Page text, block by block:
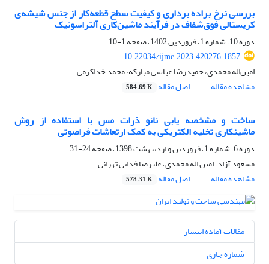
بررسی نرخ براده برداری و کیفیت سطح قطعه‌کار از جنس شیشه‌ی
کریستالی فوق‌شفاف در فرآیند ماشین‌کاری آلتراسونیک
دوره 10، شماره 1، فروردین 1402، صفحه
1-10
10.22034/ijme.2023.420276.1857
امین‌اله محمدی، حمیدرضا عباسی مبارکه، محمد خداکرمی
مشاهده مقاله
اصل مقاله 584.69 K
ساخت و مشخصه یابی نانو ذرات مس با استفاده از روش
ماشینکاری تخلیه الکتریکی به کمک ارتعاشات فراصوتی
دوره 6، شماره 1، فروردین و اردیبهشت 1398، صفحه
24-31
مسعود آزاد، امین اله محمدی، علیرضا فدایی تهرانی
مشاهده مقاله
اصل مقاله 578.31 K
مقالات آماده انتشار
شماره جاری